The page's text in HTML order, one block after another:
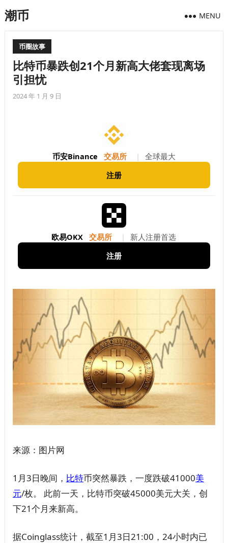
潮币 MENU
币圈故事
比特币暴跌创21个月新高大佬套现离场
引担忧
2024 年 1 月 9 日
币安Binance 交易所 |
全球最大
注册
欧易OKX 交易所 |
新人注册首选
注册
来源：图片网
1月3日晚间， 比特币突然暴跌，一度跌破41000美
元/枚。 此前一天，比特币突破45000美元大关，创
下21个月来新高。
据Coinglass统计，截至1月3日21:00，24小时内已